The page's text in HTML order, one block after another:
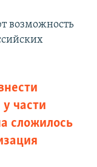
возможность
части
сложилось